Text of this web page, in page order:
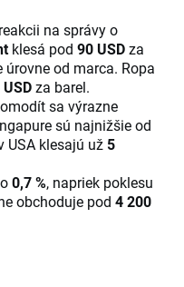
na správy o
klesá pod 90 USDza
od marca. Ropa
za barel.
sa výrazne
sú najnižšie od
USA klesajú už 5
0,7 %, napriek poklesu
obchoduje pod 4 200